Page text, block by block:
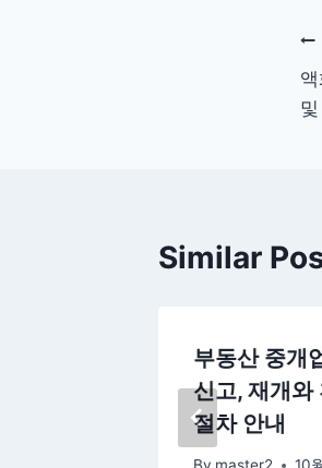
Similar
부동산 중개
신고, 재개와
절차 안내